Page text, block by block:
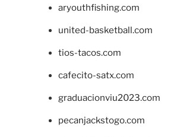
aryouthfishing.com
united-basketball.com
tios-tacos.com
cafecito-satx.com
graduacionviu2023.com
pecanjackstogo.com